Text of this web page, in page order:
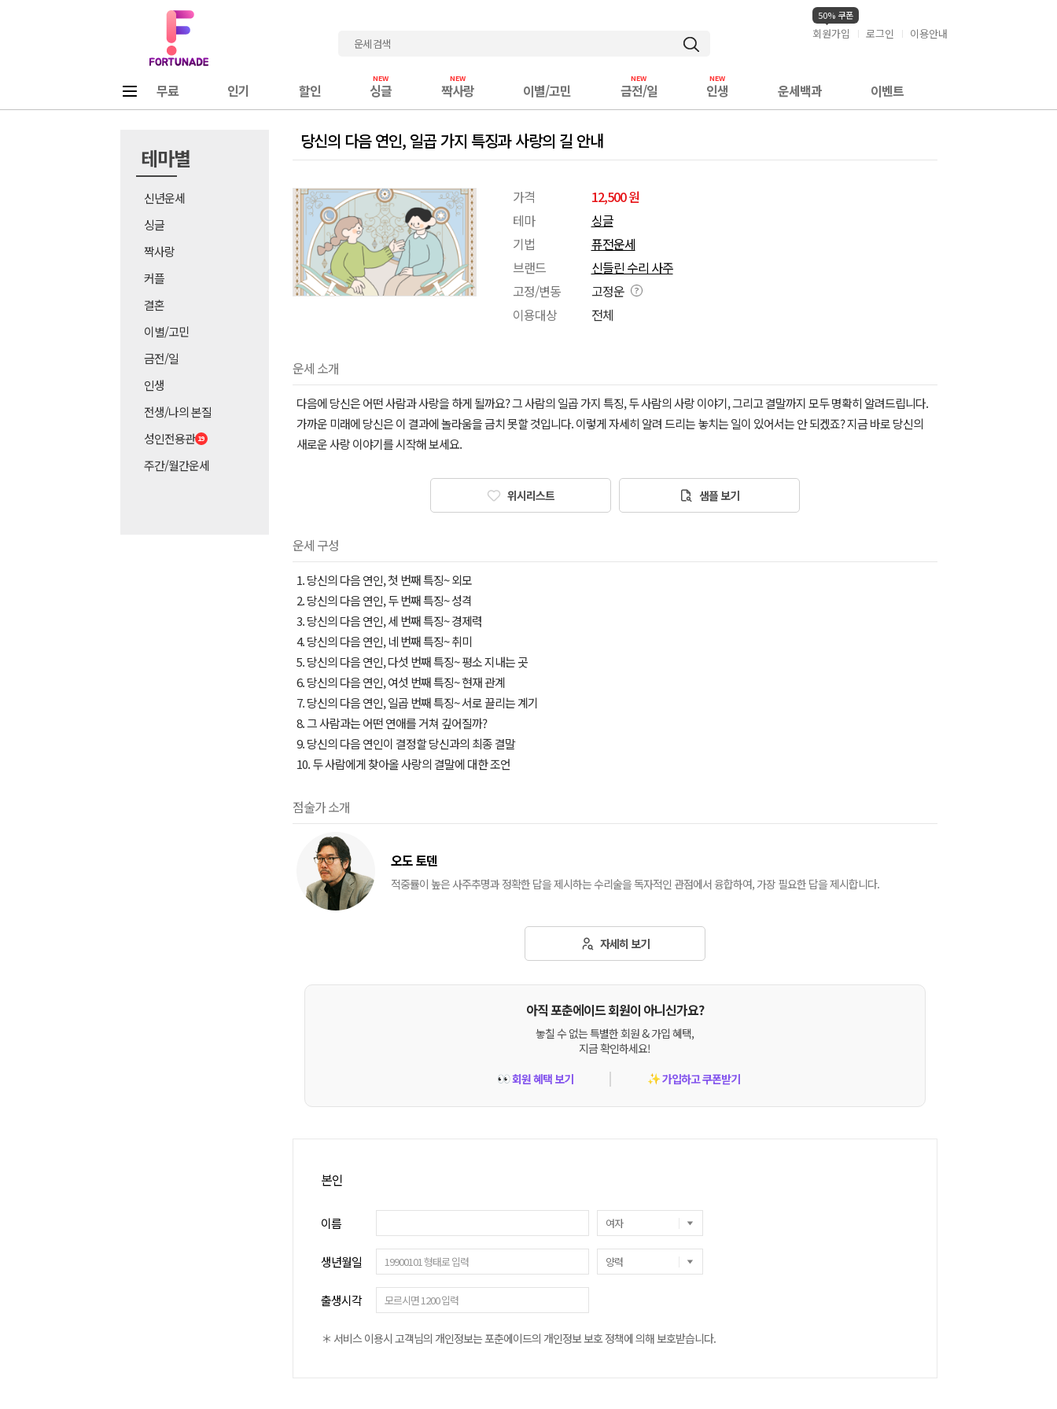
50% 쿠폰
회원가입 로그인 이용안내
무료 인기 할인 싱글 짝사랑 이별/고민 금전/일 인생 운세백과 이벤트
테마별
신년운세
싱글
짝사랑
커플
결혼
이별/고민
금전/일
인생
전생/나의 본질
성인전용관
주간/월간운세
당신의 다음 연인, 일곱 가지 특징과 사랑의 길 안내
가격
12,500 원
테마
싱글
기법
퓨전운세
브랜드
신들린 수리 사주
고정/변동
고정운
이용대상
전체
운세 소개
다음에 당신은 어떤 사람과 사랑을 하게 될까요? 그 사람의 일곱 가지 특징, 두 사람의 사랑 이야기, 그리고 결말까지 모두 명확히 알려드립니다.
가까운 미래에 당신은 이 결과에 놀라움을 금치 못할 것입니다. 이렇게 자세히 알려 드리는 놓치는 일이 있어서는 안 되겠죠? 지금 바로 당신의
새로운 사랑 이야기를 시작해 보세요.
위시리스트 샘플 보기
운세 구성
1. 당신의 다음 연인, 첫 번째 특징~ 외모
2. 당신의 다음 연인, 두 번째 특징~ 성격
3. 당신의 다음 연인, 세 번째 특징~ 경제력
4. 당신의 다음 연인, 네 번째 특징~ 취미
5. 당신의 다음 연인, 다섯 번째 특징~ 평소 지내는 곳
6. 당신의 다음 연인, 여섯 번째 특징~ 현재 관계
7. 당신의 다음 연인, 일곱 번째 특징~ 서로 끌리는 계기
8. 그 사람과는 어떤 연애를 거쳐 깊어질까?
9. 당신의 다음 연인이 결정할 당신과의 최종 결말
10. 두 사람에게 찾아올 사랑의 결말에 대한 조언
점술가 소개
오도 토덴
적중률이 높은 사주추명과 정확한 답을 제시하는 수리술을 독자적인 관점에서 융합하여, 가장 필요한 답을 제시합니다.
자세히 보기
아직 포춘에이드 회원이 아니신가요?
놓칠 수 없는 특별한 회원 & 가입 혜택,
지금 확인하세요!
👀회원 혜택 보기 ✨가입하고 쿠폰받기
본인
이름
생년월일
출생시각
＊ 서비스 이용시 고객님의 개인정보는 포춘에이드의 개인정보 보호 정책에 의해 보호받습니다.